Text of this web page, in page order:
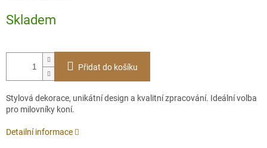
cena:
Skladem
Přidat do košíku
Stylová dekorace, unikátní design a kvalitní zpracování. Ideální volba
pro milovníky koní.
Detailní informace